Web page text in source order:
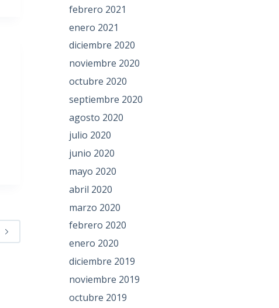
febrero 2021
enero 2021
diciembre 2020
noviembre 2020
octubre 2020
septiembre 2020
agosto 2020
julio 2020
junio 2020
mayo 2020
abril 2020
marzo 2020
febrero 2020
enero 2020
diciembre 2019
noviembre 2019
octubre 2019